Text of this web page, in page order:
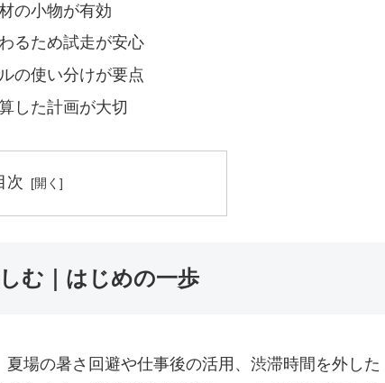
の小物が有効
るため試走が安心
の使い分けが要点
した計画が大切
次
む｜はじめの一歩
場の暑さ回避や仕事後の活用、渋滞時間を外した